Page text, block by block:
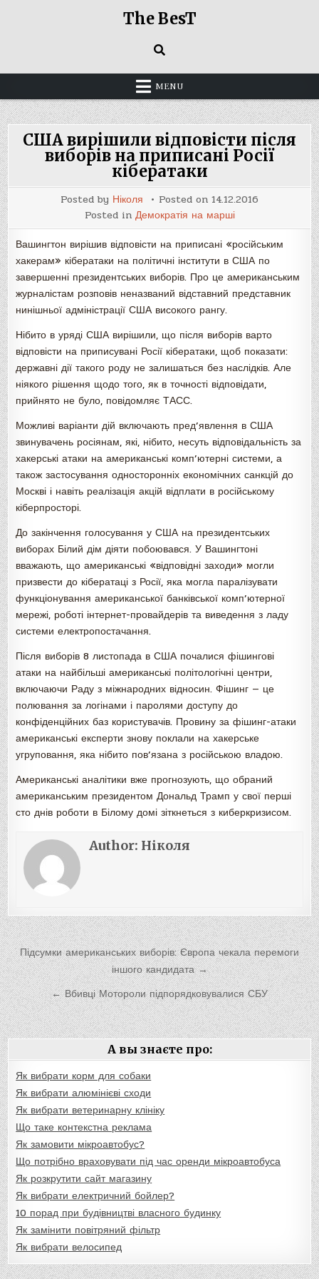
The BesT
MENU
США вирішили відповісти після
виборів на приписані Росії
кібератаки
Posted by Ніколя Posted on 14.12.2016
Posted in Демократія на марші
Вашингтон вирішив відповісти на приписані «російським
хакерам» кібератаки на політичні інститути в США по
завершенні президентських виборів. Про це американським
журналістам розповів неназваний відставний представник
нинішньої адміністрації США високого рангу.
Нібито в уряді США вирішили, що після виборів варто
відповісти на приписувані Росії кібератаки, щоб показати:
державні дії такого роду не залишаться без наслідків. Але
ніякого рішення щодо того, як в точності відповідати,
прийнято не було, повідомляє ТАСС.
Можливі варіанти дій включають пред’явлення в США
звинувачень росіянам, які, нібито, несуть відповідальність за
хакерські атаки на американські комп’ютерні системи, а
також застосування односторонніх економічних санкцій до
Москві і навіть реалізація акцій відплати в російському
кіберпросторі.
До закінчення голосування у США на президентських
виборах Білий дім діяти побоювався. У Вашингтоні
вважають, що американські «відповідні заходи» могли
призвести до кібератаці з Росії, яка могла паралізувати
функціонування американської банківської комп’ютерної
мережі, роботі інтернет-провайдерів та виведення з ладу
системи електропостачання.
Після виборів 8 листопада в США почалися фішингові
атаки на найбільші американські політологічні центри,
включаючи Раду з міжнародних відносин. Фішинг — це
полювання за логінами і паролями доступу до
конфіденційних баз користувачів. Провину за фішинг-атаки
американські експерти знову поклали на хакерське
угруповання, яка нібито пов’язана з російською владою.
Американські аналітики вже прогнозують, що обраний
американським президентом Дональд Трамп у свої перші
сто днів роботи в Білому домі зіткнеться з киберкризисом.
Author: Ніколя
Навигация
по
записям
Підсумки американських виборів: Європа чекала перемоги
іншого кандидата →
← Вбивці Мотороли підпорядковувалися СБУ
А вы знаєте про:
Як вибрати корм для собаки
Як вибрати алюмінієві сходи
Як вибрати ветеринарну клініку
Що таке контекстна реклама
Як замовити мікроавтобус?
Що потрібно враховувати під час оренди мікроавтобуса
Як розкрутити сайт магазину
Як вибрати електричний бойлер?
10 порад при будівництві власного будинку
Як замінити повітряний фільтр
Як вибрати велосипед